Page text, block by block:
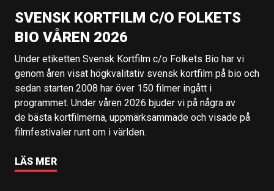
SVENSK KORTFILM C/O FOLKETS
BIO VÅREN 2026
Under etiketten Svensk Kortfilm c/o Folkets Bio har vi
genom åren visat högkvalitativ svensk kortfilm på bio och
sedan starten 2008 har över 150 filmer ingått i
programmet. Under våren 2026 bjuder vi på några av
de bästa kortfilmerna, uppmärksammade och visade på
filmfestivaler runt om i världen.
LÄS MER